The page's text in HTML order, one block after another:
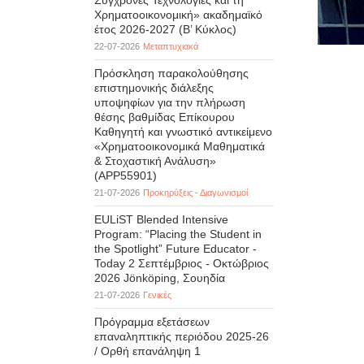
Χρηματοοικονομική» ακαδημαϊκό
έτος 2026-2027 (B’ Kύκλος)
22-07-2026 Μεταπτυχιακά
Πρόσκληση παρακολούθησης
επιστημονικής διάλεξης
υποψηφίων για την πλήρωση
θέσης βαθμίδας Επίκουρου
Καθηγητή και γνωστικό αντικείμενο
«Χρηματοοικονομικά Μαθηματικά
& Στοχαστική Ανάλυση»
(APP55901)
21-07-2026 Προκηρύξεις - Διαγωνισμοί
EULiST Blended Intensive
Program: “Placing the Student in
the Spotlight” Future Educator -
Today 2 Σεπτέμβριος - Οκτώβριος
2026 Jönköping, Σουηδία
21-07-2026 Γενικές
Πρόγραμμα εξετάσεων
επαναληπτικής περιόδου 2025-26
/ Ορθή επανάληψη 1